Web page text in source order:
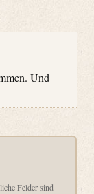
Und
Felder sind